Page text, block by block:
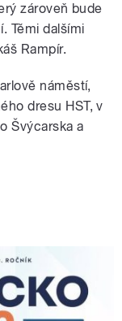
zároveň bude
Těmi dalšími
Rampír.
náměstí,
dresu HST, v
Švýcarska a